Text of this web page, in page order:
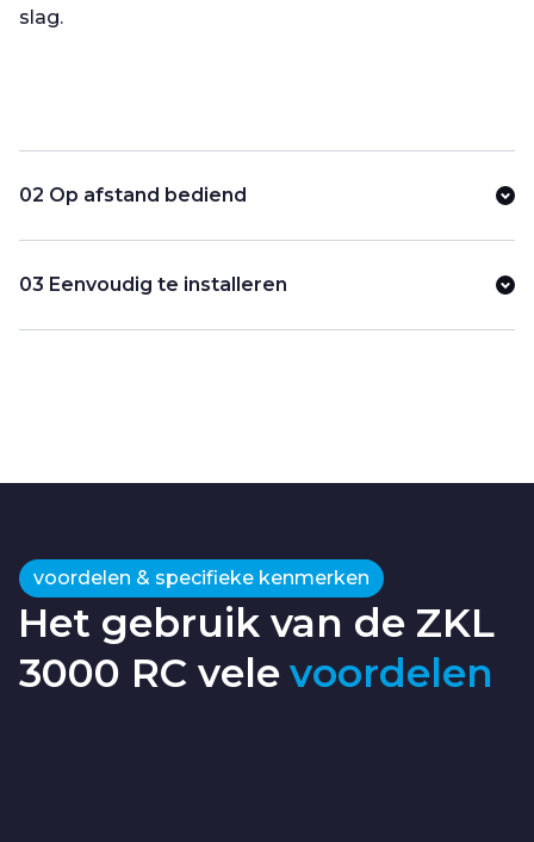
slag.
02 Op afstand bediend
03 Eenvoudig te installeren
voordelen & specifieke kenmerken
Het gebruik van de ZKL
3000 RC velevoordelen